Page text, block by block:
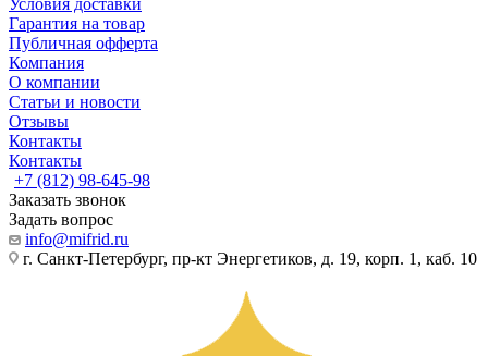
Условия доставки
Гарантия на товар
Публичная офферта
Компания
О компании
Статьи и новости
Отзывы
Контакты
Контакты
+7 (812) 98-645-98
Заказать звонок
Задать вопрос
info@mifrid.ru
г. Санкт-Петербург, пр-кт Энергетиков, д. 19, корп. 1, каб. 10